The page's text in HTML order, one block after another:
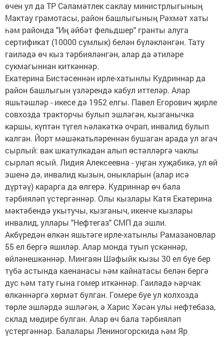
өчен ул да ТР Сәламәтлек саклау министрлыгының
Мактау грамотасы, район башлыгының Рәхмәт хаты
һәм районда "Иң әйбәт фельдшер" гранты алуга
сертификат (10000 сумлык) белән бүләкләнгән. Тату
гаиләдә өч кыз тәрбияләнгән, алар да әтиләре
сукмагыннан киткәннәр.
Екатерина Бистәсеннән ирле-хатынлы Кудриннар да
район башлыгын үзләрендә кабул иттеләр. Алар
яшьтәшләр - икесе дә 1952 елгы. Павел Егорович җирле
совхозда тракторчы булып эшләгән, кызганычка
каршы, күптән түгел һәлакәткә очрап, инвалид булып
калган. Йорт мәшәкатьләреннән бушаган арада ул агач
сырлый: вак шкатулкадан алып өстәлләргә чаклы
сырлап ясый. Лидия Алексеевна - уңган хуҗабикә, ул өй
эшенә дә, инвалид кызын, оныкларын (алар исә
дүртәү) карарга да өлгерә. Кудриннар өч бала
тәрбияләп үстергәннәр. Олы кызлары Катя Екатерина
мәктәбендә укытучы, кызганыч, икенче кызлары
инвалид, уллары "Нефтегаз" СМП да эшли.
Акбүредән өлкән яшьтәге ирле-хатынлы Рамазановлар
55 ел бергә яшиләр. Алар монда туып үскәннәр,
өйләнешкәннәр. Мингаян Шәфыйк кызы 30 ел буе бер
түбә астында каенанасы һәм кайнатасы белән бергә
дус һәм тату гына гомер иткәннәр. Гаиләдә һәрчак
өлкәннәргә хөрмәт булган. Гомере буе ул колхозда
төрле эшләрдә эшләгән, ә Харис Хәсән улы нефтебаза,
склад мөдире булган. Алар өч бала тәрбияләп
үстергәннәр. Балалары Лениногорскида һәм Яр